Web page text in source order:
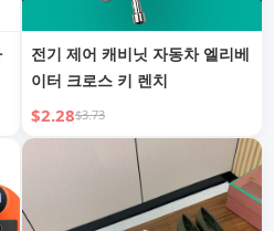
전기 제어 캐비닛 자동차 엘리베
이터 크로스 키 렌치
$2.28$3.73